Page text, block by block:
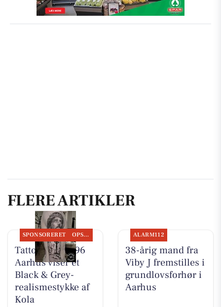
FLERE ARTIKLER
SPONSORERET OPSLAGSTAVLEN
Tattoo Studio 96
Aarhus viser et
Black & Grey-
realismestykke af
Kola
ALARM112
38-årig mand fra
Viby J fremstilles i
grundlovsforhør i
Aarhus